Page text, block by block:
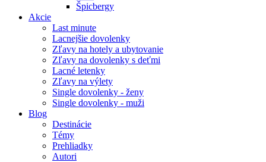
Špicbergy
Akcie
Last minute
Lacnejšie dovolenky
Zľavy na hotely a ubytovanie
Zľavy na dovolenky s deťmi
Lacné letenky
Zľavy na výlety
Single dovolenky - ženy
Single dovolenky - muži
Blog
Destinácie
Témy
Prehliadky
Autori